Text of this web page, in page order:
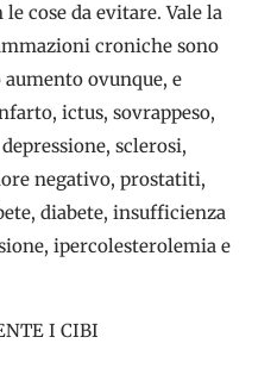
cose da evitare. Vale la
croniche sono
ovunque, e
ictus, sovrappeso,
sclerosi,
negativo, prostatiti,
diabete, insufficienza
ipercolesterolemia e
I CIBI